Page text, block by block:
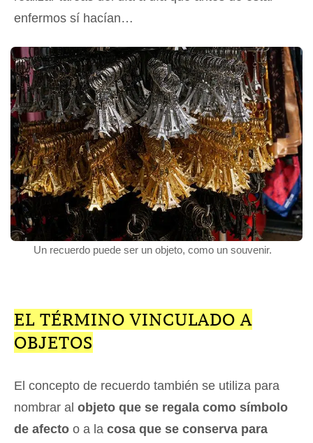
enfermos sí hacían…
Un recuerdo puede ser un objeto, como un souvenir.
EL TÉRMINO VINCULADO A
OBJETOS
El concepto de recuerdo también se utiliza para
nombrar al objeto que se regala como símbolo
de afecto o a la cosa que se conserva para